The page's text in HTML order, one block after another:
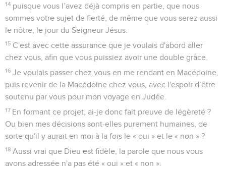
14 puisque vous l’avez déjà compris en partie, que nous
sommes votre sujet de fierté, de même que vous serez aussi
le nôtre, le jour du Seigneur Jésus.
15 C'est avec cette assurance que je voulais d'abord aller
chez vous, afin que vous puissiez avoir une double grâce.
16 Je voulais passer chez vous en me rendant en Macédoine,
puis revenir de la Macédoine chez vous, avec l'espoir d’être
soutenu par vous pour mon voyage en Judée.
17 En formant ce projet, ai-je donc fait preuve de légèreté ?
Ou bien mes décisions sont-elles purement humaines, de
sorte qu'il y aurait en moi à la fois le « oui » et le « non » ?
18 Aussi vrai que Dieu est fidèle, la parole que nous vous
avons adressée n'a pas été « oui » et « non ».